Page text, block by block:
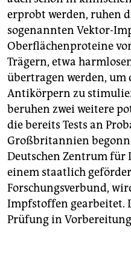
erprobt werden, ruhen
sogenannten Vektor-
Oberflächenproteine
Trägern, etwa
übertragen werden, um
Antikörpern zu
beruhen zwei weitere
die bereits Tests an
Großbritannien
Deutschen Zentrum für
einem staatlich
Forschungsverbund,
Impfstoffen gearbeitet.
Prüfung in